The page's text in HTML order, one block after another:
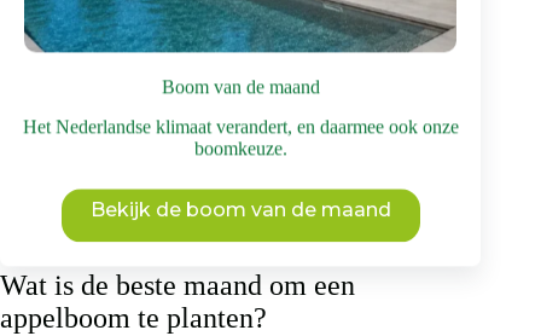
Boom van de maand
Het Nederlandse klimaat verandert, en daarmee ook onze
boomkeuze.
Bekijk de boom van de maand
Brienissen kunt kopen.
Wat is de smaak van de appelboom
Deze oude, Nederlandse appelsoort uit 1890 is gekweekt door
notaris Johannes van den Ham. De appels worden gezien als
sappig, zachtzuur en aromatisch. Ze zijn ideaal om direct te
eten, je kunt ze niet zo lang bewaren. Wil je deze boom
kopen, houd daar dan rekening mee.
Wat is de beste maand om een
appelboom te planten?